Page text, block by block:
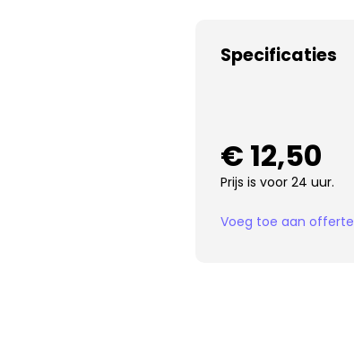
Specificaties
€ 12,50
Prijs is voor 24 uur.
Voeg toe aan offerte